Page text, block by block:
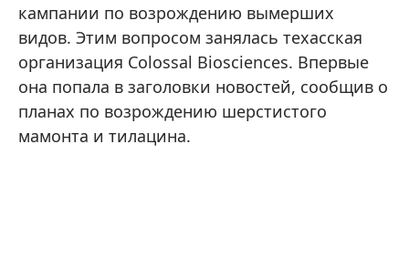
кампании по возрождению вымерших
видов. Этим вопросом занялась техасская
организация Colossal Biosciences. Впервые
она попала в заголовки новостей, сообщив о
планах по возрождению шерстистого
мамонта и тилацина.